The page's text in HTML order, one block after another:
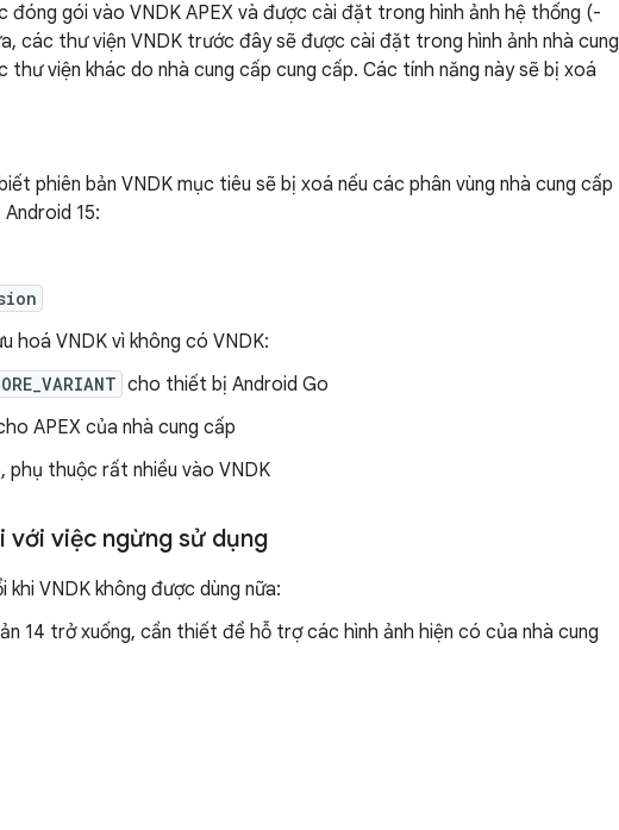
đóng gói vào VNDK APEX và được cài đặt trong hình ảnh hệ thống (-
các thư viện VNDK trước đây sẽ được cài đặt trong hình ảnh nhà cung
thư viện khác do nhà cung cấp cung cấp. Các tính năng này sẽ bị xoá
phiên bản VNDK mục tiêu sẽ bị xoá nếu các phân vùng nhà cung cấp
15:
hoá VNDK vì không có VNDK:
cho thiết bị Android Go
APEX của nhà cung cấp
phụ thuộc rất nhiều vào VNDK
với việc ngừng sử dụng
VNDK không được dùng nữa:
14 trở xuống, cần thiết để hỗ trợ các hình ảnh hiện có của nhà cung